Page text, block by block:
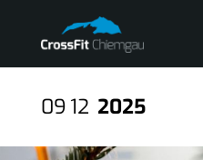
09 12 2025